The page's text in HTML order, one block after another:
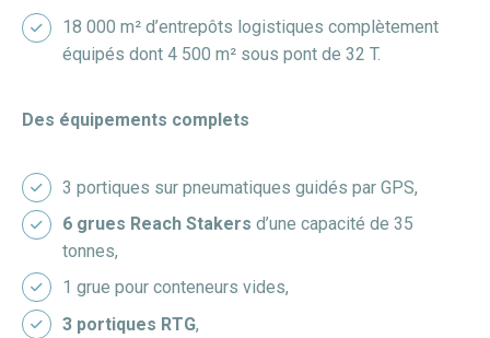
18 000 m² d’entrepôts logistiques complètement
équipés dont 4 500 m² sous pont de 32 T.
Des équipements complets
3 portiques sur pneumatiques guidés par GPS,
6 grues Reach Stakers d’une capacité de 35
tonnes,
1 grue pour conteneurs vides,
3 portiques RTG,